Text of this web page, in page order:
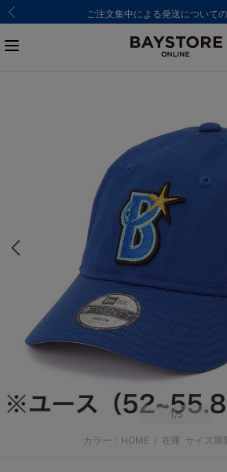
ご注文集中による発送について
1/5
カラー：HOME / 在庫 サイズ